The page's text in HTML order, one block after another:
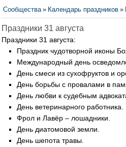
Сообщества » Календарь праздников »
Праздники 31 августа
Праздники 31 августа:
Праздник чудотворной иконы
Международный день
День смеси из сухофруктов и
День борьбы с провалами в
День любви к судебным
День ветеринарного работника.
Фрол и Лавёр – лошадники.
День диатомовой земли.
День шепота травы.